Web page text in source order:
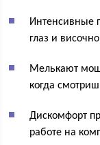
Интенсивные
глаз и
Мелькают
когда
Дискомфорт
работе на